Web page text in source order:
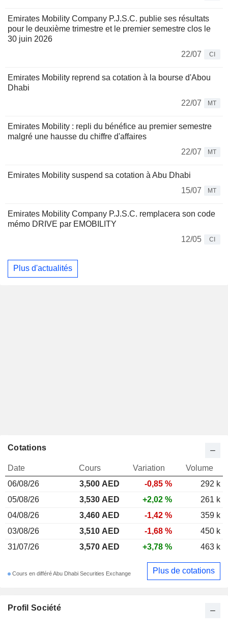
Emirates Mobility Company P.J.S.C. publie ses résultats
pour le deuxième trimestre et le premier semestre clos le
30 juin 2026
22/07
CI
Emirates Mobility reprend sa cotation à la bourse d'Abou
Dhabi
22/07
MT
Emirates Mobility : repli du bénéfice au premier semestre
malgré une hausse du chiffre d'affaires
22/07
MT
Emirates Mobility suspend sa cotation à Abu Dhabi
15/07
MT
Emirates Mobility Company P.J.S.C. remplacera son code
mémo DRIVE par EMOBILITY
12/05
CI
Plus d'actualités
Profil Société
Cotations
Date Cours Variation
Volume
06/08/26
3,500 AED -0,85 %
292 k
05/08/26
3,530 AED +2,02 %
261 k
04/08/26
3,460 AED -1,42 %
359 k
03/08/26
3,510 AED -1,68 %
450 k
31/07/26
3,570 AED +3,78 % 463 k
Cours en différé Abu Dhabi Securities Exchange Plus de cotations